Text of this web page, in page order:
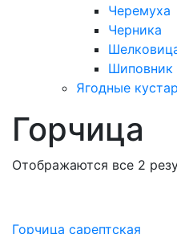
Черемуха
Черника
Шиповник
Ягодные
Горчица
Отображаются все 2
Горчица сарептская